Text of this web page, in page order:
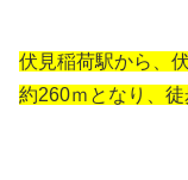
伏見稲荷駅から、
約260ｍとなり、徒